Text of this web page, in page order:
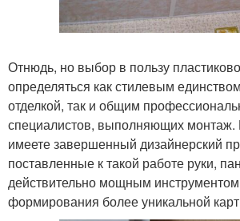
Отнюдь, но выбор в пользу
определяться как стилевым
отделкой, так и общим
специалистов, выполняющих монтаж.
имеете завершенный дизайнерский
поставленные к такой работе руки,
действительно мощным
формирования более уникальной